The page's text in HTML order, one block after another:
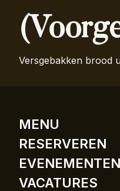
Versgebakken brood
MENU
RESERVEREN
EVENEMENTEN
VACATURES